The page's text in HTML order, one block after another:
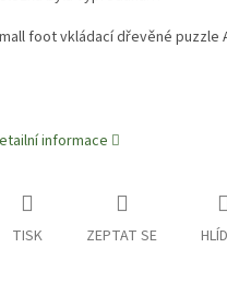
foot vkládací dřevěné puzzle
informace
TISK ZEPTAT SE